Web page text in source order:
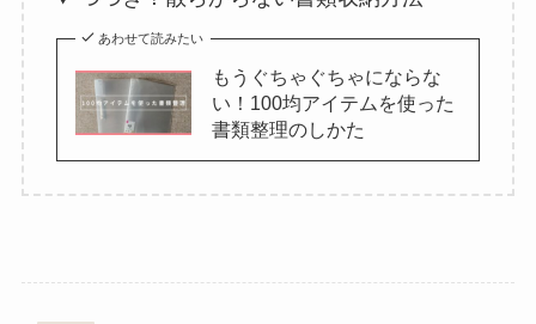
あわせて読みたい
もうぐちゃぐちゃにならな
い！100均アイテムを使った
書類整理のしかた